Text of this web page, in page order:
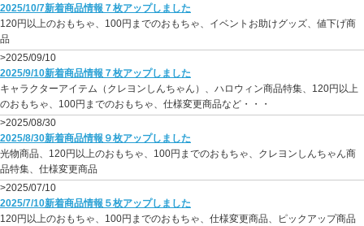
2025/10/7新着商品情報７枚アップしました
120円以上のおもちゃ、100円までのおもちゃ、イベントお助けグッズ、値下げ商
品
>2025/09/10
2025/9/10新着商品情報７枚アップしました
キャラクターアイテム（クレヨンしんちゃん）、ハロウィン商品特集、120円以上
のおもちゃ、100円までのおもちゃ、仕様変更商品など・・・
>2025/08/30
2025/8/30新着商品情報９枚アップしました
光物商品、120円以上のおもちゃ、100円までのおもちゃ、クレヨンしんちゃん商
品特集、仕様変更商品
>2025/07/10
2025/7/10新着商品情報５枚アップしました
120円以上のおもちゃ、100円までのおもちゃ、仕様変更商品、ピックアップ商品